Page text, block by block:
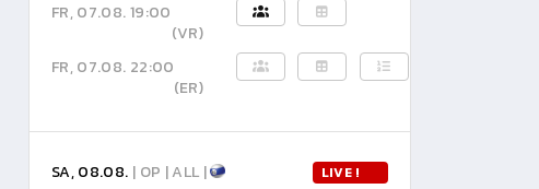
FR, 07.08. 19:00
(VR)
FR, 07.08. 22:00
(ER)
SA, 08.08. | OP | ALL | LIVE !